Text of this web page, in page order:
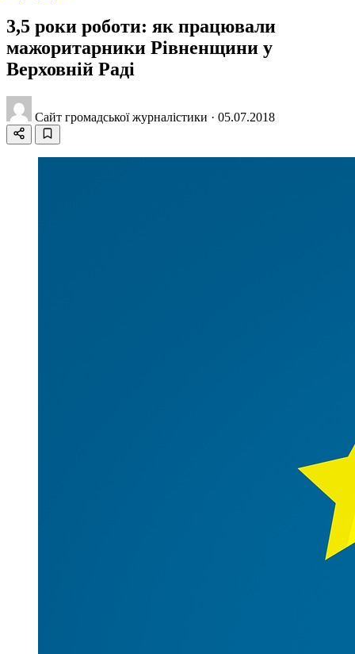
3,5 роки роботи: як працювали
мажоритарники Рівненщини у
Верховній Раді
Сайт громадської журналістики · 05.07.2018